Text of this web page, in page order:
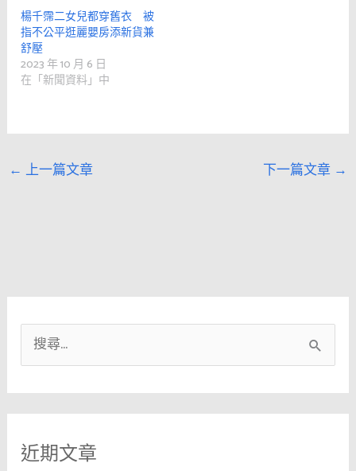
楊千霈二女兒都穿舊衣 被
指不公平逛麗嬰房添新貨兼
舒壓
2023 年 10 月 6 日
在「新聞資料」中
← 上一篇文章 下一篇文章 →
尋
關
字
近期文章